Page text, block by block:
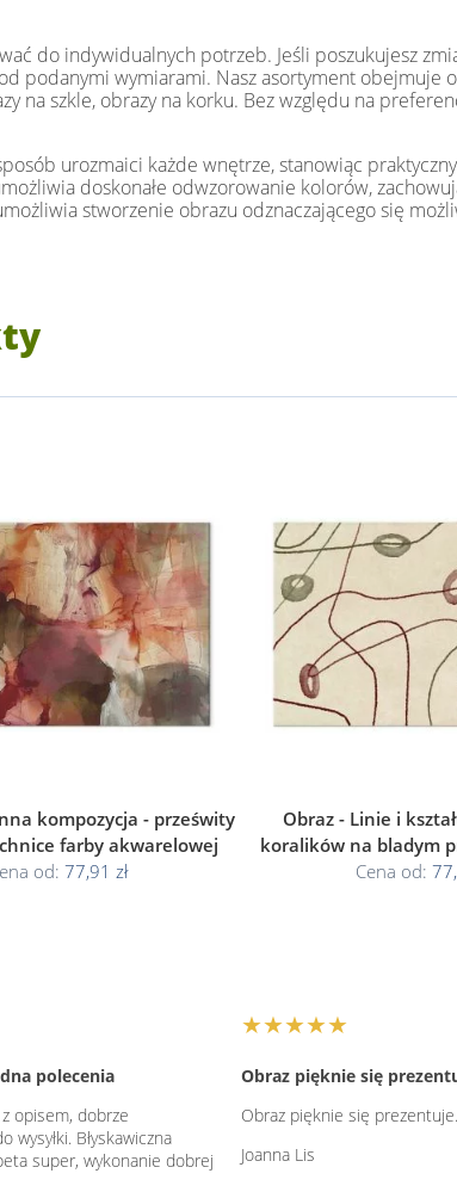
do indywidualnych potrzeb. Jeśli poszukujesz
podanymi wymiarami. Nasz asortyment obejmuje
na szkle, obrazy na korku. Bez względu na
urozmaici każde wnętrze, stanowiąc
doskonałe odwzorowanie kolorów,
stworzenie obrazu odznaczającego się
kompozycja - prześwity
farby akwarelowej
od: 77,91 zł
Obraz - Linie i
koralików na bladym
Cena od:
polecenia
opisem, dobrze
wysyłki. Błyskawiczna
super, wykonanie dobrej
★★★★★
Obraz pięknie się
Obraz pięknie się prezentuje.
Joanna Lis